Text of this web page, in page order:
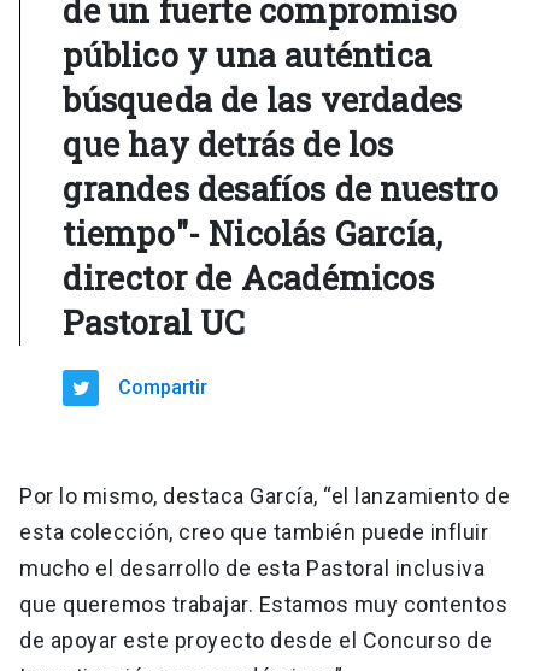
de un fuerte compromiso
público y una auténtica
búsqueda de las verdades
que hay detrás de los
grandes desafíos de nuestro
tiempo"- Nicolás García,
director de Académicos
Pastoral UC
Compartir
Por lo mismo, destaca García, “el lanzamiento de
esta colección, creo que también puede influir
mucho el desarrollo de esta Pastoral inclusiva
que queremos trabajar. Estamos muy contentos
de apoyar este proyecto desde el Concurso de